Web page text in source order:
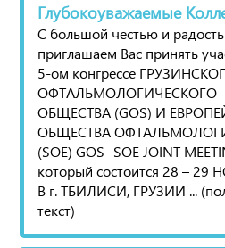
Глубокоуважаемые
С большой честью и
приглашаем Вас принять
5-ом конгрессе
ОФТАЛЬМОЛОГИЧЕСКОГО
ОБЩЕСТВА (GOS) И
ОБЩЕСТВА
(SOE) GOS -SOE JOINT
который состоится 28 – 29
В г. ТБИЛИСИ, ГРУЗИИ ...
текст)